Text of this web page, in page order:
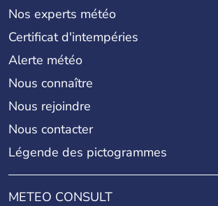
Nos experts météo
Certificat d'intempéries
Alerte météo
Nous connaître
Nous rejoindre
Nous contacter
Légende des pictogrammes
METEO CONSULT